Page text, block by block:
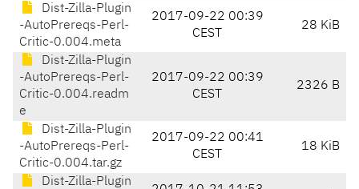
Dist-Zilla-Plugin
-AutoPrereqs-Perl-
Critic-0.004.meta
2017-09-22 00:39
CEST
28 KiB
Dist-Zilla-Plugin
-AutoPrereqs-Perl-
Critic-0.004.readm
e
2017-09-22 00:39
CEST
2326 B
Dist-Zilla-Plugin
-AutoPrereqs-Perl-
Critic-0.004.tar.gz
2017-09-22 00:41
CEST
18 KiB
Dist-Zilla-Plugin